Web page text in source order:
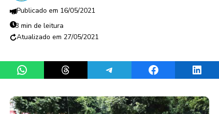
16/05/2021
3 min de leitura
27/05/2021
Share on WhatsAppShare on ThreadsShare on TelegramShare on Facebook